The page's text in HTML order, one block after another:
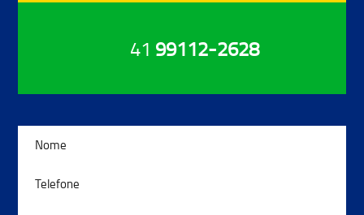
41 99112-2628